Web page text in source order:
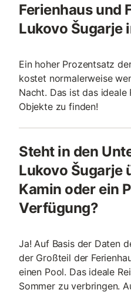
Ferienhaus und
Lukovo Šugarje
Ein hoher Prozentsatz
kostet normalerweise
Nacht. Das ist das ideale
Objekte zu finden!
Steht in den
Lukovo Šugarje
Kamin oder ein
Verfügung?
Ja! Auf Basis der Daten
der Großteil der
einen Pool. Das ideale
Sommer zu verbringen.